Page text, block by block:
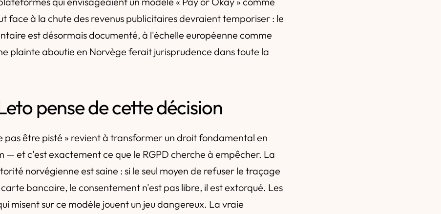
face à la chute des revenus publicitaires devraient temporiser : le
est désormais documenté, à l'échelle européenne comme
plainte aboutie en Norvège ferait jurisprudence dans toute la
pense de cette décision
pas être pisté » revient à transformer un droit fondamental en
— et c'est exactement ce que le RGPD cherche à empêcher. La
norvégienne est saine : si le seul moyen de refuser le traçage
bancaire, le consentement n'est pas libre, il est extorqué. Les
misent sur ce modèle jouent un jeu dangereux. La vraie